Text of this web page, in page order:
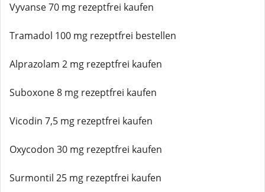
Vyvanse 70 mg rezeptfrei kaufen
Tramadol 100 mg rezeptfrei bestellen
Alprazolam 2 mg rezeptfrei kaufen
Suboxone 8 mg rezeptfrei kaufen
Vicodin 7,5 mg rezeptfrei kaufen
Oxycodon 30 mg rezeptfrei kaufen
Surmontil 25 mg rezeptfrei kaufen